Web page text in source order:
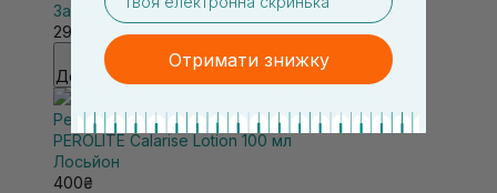
Заспокійливий лосьйон для обличчя
290₴
Додати в кошик
Perolite
PEROLITE Calarise Lotion 100 мл
Лосьйон
400₴
Отримати знижку